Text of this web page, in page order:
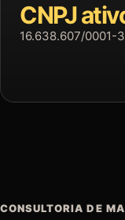
CNPJ
16.638.607/0001-
CONSULTORIA DE